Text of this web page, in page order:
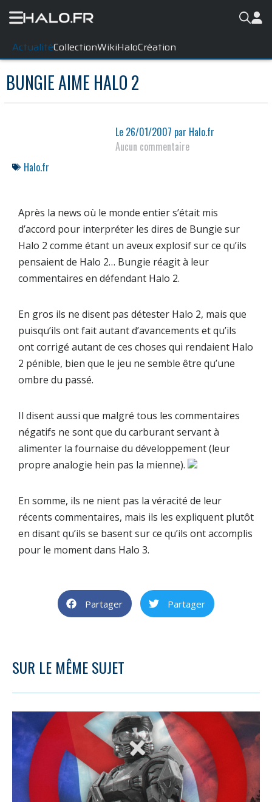
ActualitéCollectionWikiHaloCréation
BUNGIE AIME HALO 2
Le 26/01/2007 par Halo.fr
Aucun commentaire
Halo.fr
Après la news où le monde entier s’était mis
d’accord pour interpréter les dires de Bungie sur
Halo 2 comme étant un aveux explosif sur ce qu’ils
pensaient de Halo 2… Bungie réagit à leur
commentaires en défendant Halo 2.
En gros ils ne disent pas détester Halo 2, mais que
puisqu’ils ont fait autant d’avancements et qu’ils
ont corrigé autant de ces choses qui rendaient Halo
2 pénible, bien que le jeu ne semble être qu’une
ombre du passé.
Il disent aussi que malgré tous les commentaires
négatifs ne sont que du carburant servant à
alimenter la fournaise du développement (leur
propre analogie hein pas la mienne).
En somme, ils ne nient pas la véracité de leur
récents commentaires, mais ils les expliquent plutôt
en disant qu’ils se basent sur ce qu’ils ont accomplis
pour le moment dans Halo 3.
Partager Partager
SUR LE MÊME SUJET